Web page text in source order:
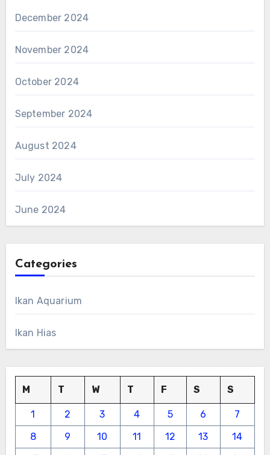
December 2024
November 2024
October 2024
September 2024
August 2024
July 2024
June 2024
Categories
Ikan Aquarium
Ikan Hias
M T W T F S S
1 2 3 4 5 6
7
8
9 10 11 12 13
14